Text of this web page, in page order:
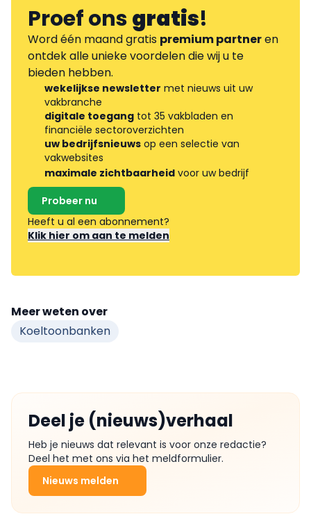
Proef onsgratis!
Word één maand gratis premium partneren
ontdek alle unieke voordelen die wij u te
bieden hebben.
wekelijkse newsletter met nieuws uit uw
vakbranche
digitale toegang tot 35 vakbladen en
financiële sectoroverzichten
uw bedrijfsnieuws op een selectie van
vakwebsites
maximale zichtbaarheid voor uw bedrijf
Probeer nu
Heeft u al een abonnement?
Klik hier om aan te melden
Meer weten over
Koeltoonbanken
Deel je (nieuws)verhaal
Heb je nieuws dat relevant is voor onze redactie?
Deel het met ons via het meldformulier.
Nieuws melden